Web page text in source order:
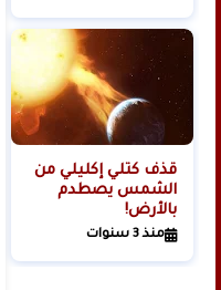
قذف كتلي إكليلي من
الشمس يصطدم
بالأرض!
منذ 3 سنوات